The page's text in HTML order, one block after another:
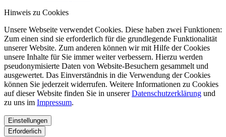
Hinweis zu Cookies
Unsere Webseite verwendet Cookies. Diese haben zwei Funktionen:
Zum einen sind sie erforderlich für die grundlegende Funktionalität
unserer Website. Zum anderen können wir mit Hilfe der Cookies
unsere Inhalte für Sie immer weiter verbessern. Hierzu werden
pseudonymisierte Daten von Website-Besuchern gesammelt und
ausgewertet. Das Einverständnis in die Verwendung der Cookies
können Sie jederzeit widerrufen. Weitere Informationen zu Cookies
auf dieser Website finden Sie in unsererDatenschutzerklärung und
zu uns im Impressum.
Einstellungen
Erforderlich